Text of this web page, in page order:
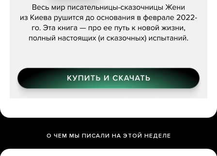
О ЧЕМ МЫ ПИСАЛИ НА ЭТОЙ НЕДЕЛЕ